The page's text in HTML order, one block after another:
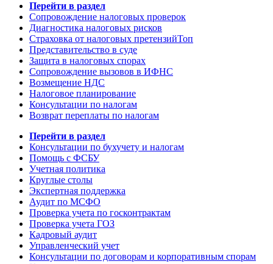
Перейти в раздел
Сопровождение налоговых проверок
Диагностика налоговых рисков
Страховка от налоговых претензийТоп
Представительство в суде
Защита в налоговых спорах
Сопровождение вызовов в ИФНС
Возмещение НДС
Налоговое планирование
Консультации по налогам
Возврат переплаты по налогам
Перейти в раздел
Консультации по бухучету и налогам
Помощь с ФСБУ
Учетная политика
Круглые столы
Экспертная поддержка
Аудит по МСФО
Проверка учета по госконтрактам
Проверка учета ГОЗ
Кадровый аудит
Управленческий учет
Консультации по договорам и корпоративным спорам